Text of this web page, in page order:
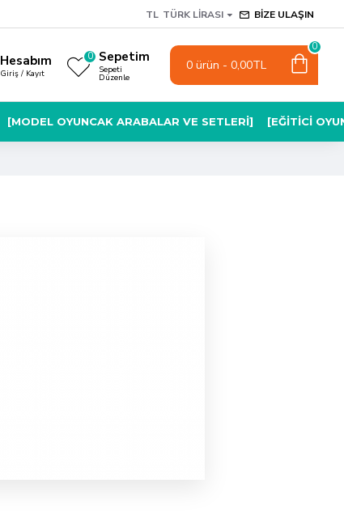
TL TÜRK LIRASI BIZE ULAŞIN
Hesabım
Giriş / Kayıt
Sepetim
Sepeti
Düzenle
0
0 ürün - 0,00TL
0
[MODEL OYUNCAK ARABALAR VE SETLERI] [EĞITICI